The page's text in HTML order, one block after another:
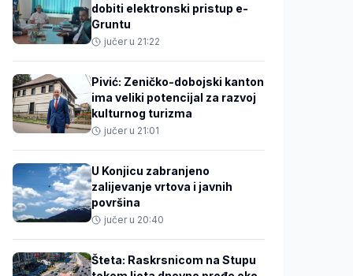
dobiti elektronski pristup e-
Gruntu
jučer u 21:22
Pivić: Zeničko-dobojski kanton
ima veliki potencijal za razvoj
kulturnog turizma
jučer u 21:01
U Konjicu zabranjeno
zalijevanje vrtova i javnih
površina
jučer u 20:40
Šteta: Raskrsnicom na Stupu